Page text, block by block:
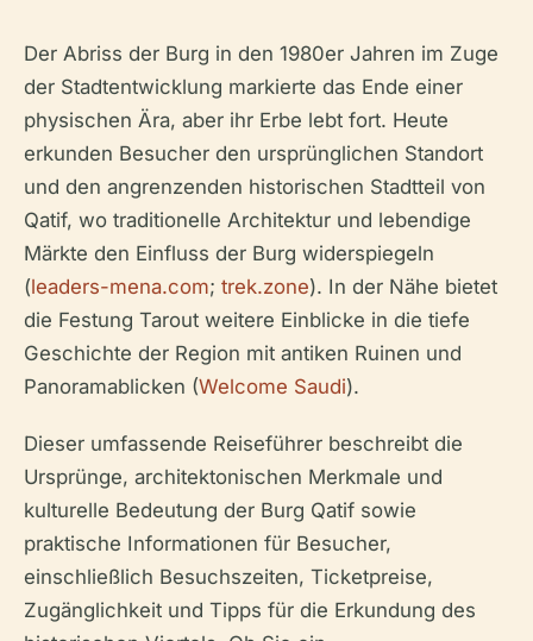
Der Abriss der Burg in den 1980er Jahren im Zuge
der Stadtentwicklung markierte das Ende einer
physischen Ära, aber ihr Erbe lebt fort. Heute
erkunden Besucher den ursprünglichen Standort
und den angrenzenden historischen Stadtteil von
Qatif, wo traditionelle Architektur und lebendige
Märkte den Einfluss der Burg widerspiegeln
(leaders-mena.com; trek.zone). In der Nähe bietet
die Festung Tarout weitere Einblicke in die tiefe
Geschichte der Region mit antiken Ruinen und
Panoramablicken (Welcome Saudi).
Dieser umfassende Reiseführer beschreibt die
Ursprünge, architektonischen Merkmale und
kulturelle Bedeutung der Burg Qatif sowie
praktische Informationen für Besucher,
einschließlich Besuchszeiten, Ticketpreise,
Zugänglichkeit und Tipps für die Erkundung des